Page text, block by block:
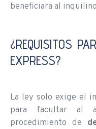
beneficiara al
¿REQUISITOS
EXPRESS?
La ley solo exige el
para facultar al
procedimiento de